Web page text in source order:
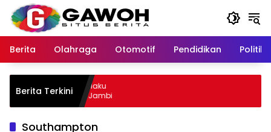
Langsung
konten
Berita
Olahraga Otomotif Pendidikan Politik
Berita Terkini
Kota Tangkap Pelaku
Sempat Kabur ke Jambi
Southampton